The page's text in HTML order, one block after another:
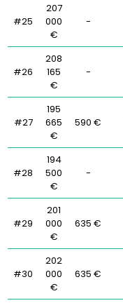
#25
207
000
€
-
#26
208
165
€
-
#27
195
665
€
590 €
#28
194
500
€
-
#29
201
000
€
635 €
#30
202
000
€
635 €